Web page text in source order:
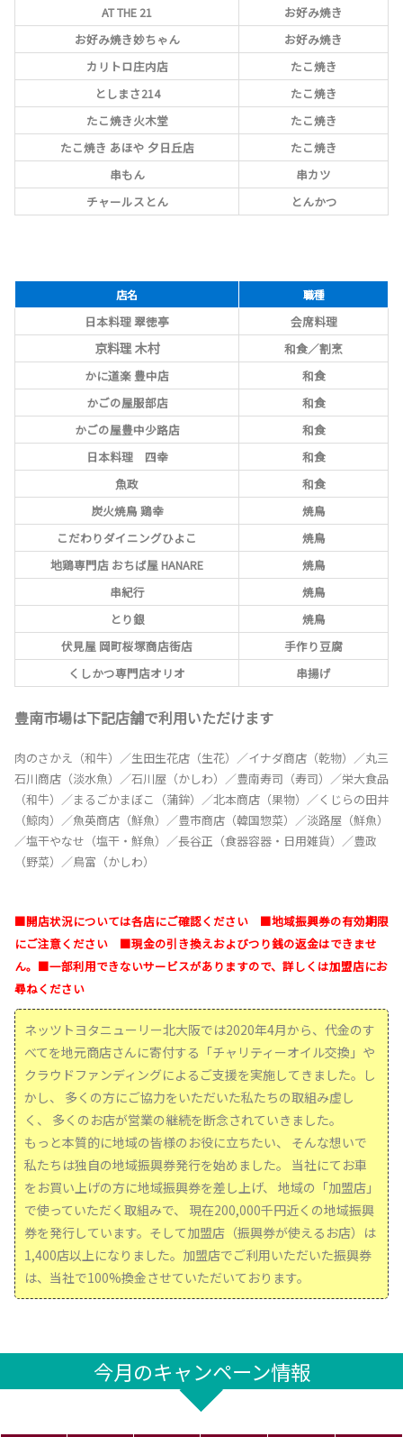
AT THE 21
お好み焼き
お好み焼き妙ちゃん
お好み焼き
カリトロ庄内店
たこ焼き
としまさ214
たこ焼き
たこ焼き火木堂
たこ焼き
たこ焼き あほや 夕日丘店
たこ焼き
串もん
串カツ
チャールスとん
とんかつ
店名 職種
日本料理 翠徳亭 会席料理
京料理 木村
和食／割烹
かに道楽 豊中店
和食
かごの屋服部店
和食
かごの屋豊中少路店
和食
日本料理 四幸
和食
魚政
和食
炭火焼鳥 鶏幸
焼鳥
こだわりダイニングひよこ
焼鳥
地鶏専門店 おちば屋 HANARE
焼鳥
串紀行
焼鳥
とり銀
焼鳥
伏見屋 岡町桜塚商店街店
手作り豆腐
くしかつ専門店オリオ
串揚げ
豊南市場は下記店舗で利用いただけます
肉のさかえ（和牛）／生田生花店（生花）／イナダ商店（乾物）／丸三
石川商店（淡水魚）／石川屋（かしわ）／豊南寿司（寿司）／栄大食品
（和牛）／まるごかまぼこ（蒲鉾）／北本商店（果物）／くじらの田井
（鯨肉）／魚英商店（鮮魚）／豊市商店（韓国惣菜）／淡路屋（鮮魚）
／塩干やなせ（塩干・鮮魚）／長谷正（食器容器・日用雑貨）／豊政
（野菜）／鳥富（かしわ）
■開店状況については各店にご確認ください ■地域振興券の有効期限
にご注意ください ■現金の引き換えおよびつり銭の返金はできませ
ん。■一部利用できないサービスがありますので、詳しくは加盟店にお
尋ねください
ネッツトヨタニューリー北大阪では2020年4月から、代金のす
べてを地元商店さんに寄付する「チャリティーオイル交換」や
クラウドファンディングによるご支援を実施してきました。し
かし、 多くの方にご協力をいただいた私たちの取組み虚し
く、 多くのお店が営業の継続を断念されていきました。
もっと本質的に地域の皆様のお役に立ちたい、 そんな想いで
私たちは独自の地域振興券発行を始めました。 当社にてお車
をお買い上げの方に地域振興券を差し上げ、 地域の「加盟店」
で使っていただく取組みで、 現在200,000千円近くの地域振興
券を発行しています。そして加盟店（振興券が使えるお店）は
1,400店以上になりました。加盟店でご利用いただいた振興券
は、当社で100%換金させていただいております。
今月のキャンペーン情報